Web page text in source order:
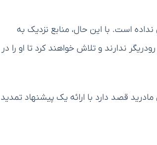
است. با این حال، منابع نزدیک به
ندارند و تلاش خواهند کرد تا او را در
قصد دارد با ارائه یک پیشنهاد تمدید